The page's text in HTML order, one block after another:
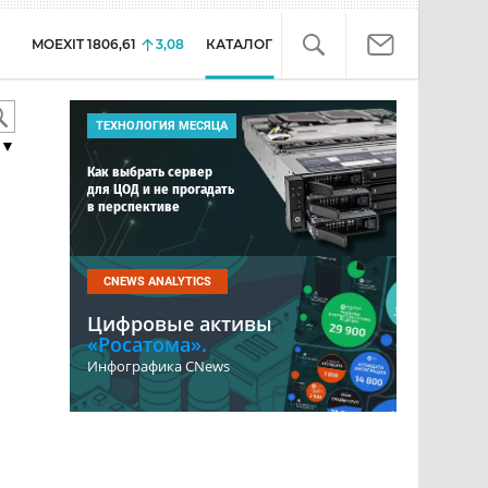
MOEXIT 1806,61 3,08 КАТАЛОГ
ТЕХНОЛОГИЯ МЕСЯЦА
Как выбрать сервер
для ЦОД и не прогадать
в перспективе
CNEWS ANALYTICS
Цифровые активы
«Росатома».
Инфографика CNews